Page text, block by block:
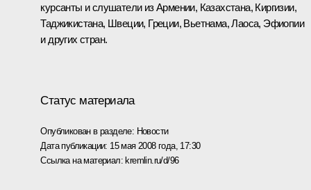
курсанты и слушатели из Армении, Казахстана, Киргизии,
Таджикистана, Швеции, Греции, Вьетнама, Лаоса, Эфиопии
и других стран.
Статус материала
Опубликован в разделе: Новости
Дата публикации: 15 мая 2008 года, 17:30
Ссылка на материал:kremlin.ru/d/96